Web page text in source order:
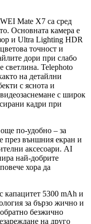
Mate X7 са сред
Основната камера е
и Ultra Lighting HDR
точност и
дори при слабо
светлина. Telephoto
на детайлни
с яснота и
с широк
кадри при
по-удобно – за
през външния екран и
аксесоари. AI
най-добрите
хора да
капацитет 5300 mAh и
за бързо жично и
безжично
на друго